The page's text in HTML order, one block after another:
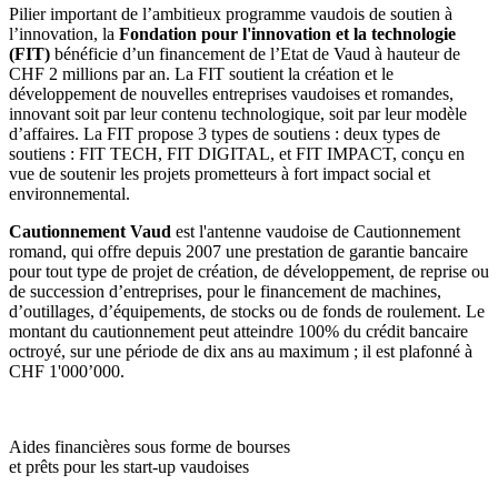
​Pilier important de l’ambitieux programme vaudois de soutien à
l’innovation, la Fondation pour l'innovation et la technologie
(FIT) bénéficie d’un financement de l’Etat de Vaud à hauteur de
CHF 2 millions par an. La FIT soutient la création et le
développement de nouvelles entreprises vaudoises et romandes,
innovant soit par leur contenu technologique, soit par leur modèle
d’affaires. La FIT propose 3 types de soutiens : deux types de
soutiens : FIT TECH, FIT DIGITAL, et FIT IMPACT, conçu en
vue de soutenir les projets prometteurs à fort impact social et
environnemental.
Cautionnement Vaud est l'antenne vaudoise de ​Cautionnement
romand, qui offre depuis 2007 une prestation de garantie bancaire
pour tout type de projet de création, de développement, de reprise ou
de succession d’entreprises, pour le financement de machines,
d’outillages, d’équipements, de stocks ou de fonds de roulement. Le
montant du cautionnement peut atteindre 100% du crédit bancaire
octroyé, sur une période de dix ans au maximum ; il est plafonné à
CHF 1'000’000.
Aides financières sous forme de bourses
et prêts pour les start-up vaudoises